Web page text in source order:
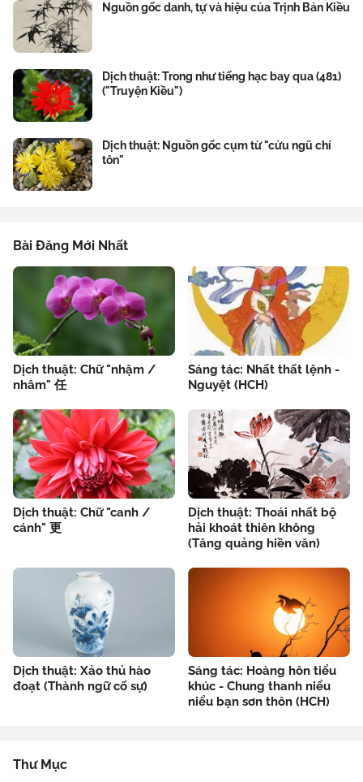
Nguồn gốc danh, tự và hiệu của Trịnh Bản Kiều
Dịch thuật: Trong như tiếng hạc bay qua (481)
("Truyện Kiều")
Dịch thuật: Nguồn gốc cụm từ "cửu ngũ chí
tôn"
Bài Đăng Mới Nhất
Dịch thuật: Chữ "nhậm /
nhâm" 任
Sáng tác: Nhất thất lệnh -
Nguyệt (HCH)
Dịch thuật: Chữ "canh /
cánh" 更
Dịch thuật: Thoái nhất bộ
hải khoát thiên không
(Tăng quảng hiền văn)
Dịch thuật: Xảo thủ hào
đoạt (Thành ngữ cố sự)
Sáng tác: Hoàng hôn tiểu
khúc - Chung thanh niểu
niểu bạn sơn thôn (HCH)
Thư Mục